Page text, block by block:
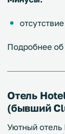
Подробнее об
Отель
(бывший
Уютный